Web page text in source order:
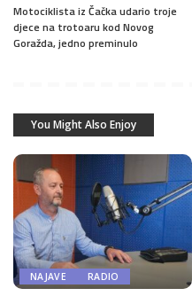
Motociklista iz Čačka udario troje
djece na trotoaru kod Novog
Goražda, jedno preminulo
You Might Also Enjoy
NAJAVE RADIO